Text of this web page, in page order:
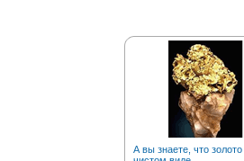
А вы знаете, что золото